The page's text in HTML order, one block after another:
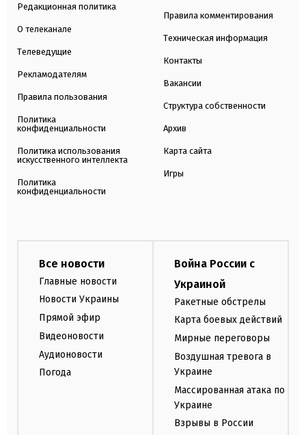
Редакционная политика
О телеканале
Телеведущие
Рекламодателям
Правила пользования
Политика
конфиденциальности
Политика использования
искусственного интеллекта
Политика
конфиденциальности
Правила комментирования
Техническая информация
Контакты
Вакансии
Структура собственности
Архив
Карта сайта
Игры
Все новости
Главные новости
Новости Украины
Прямой эфир
Видеоновости
Аудионовости
Погода
Война России с
Украиной
Ракетные обстрелы
Карта боевых действий
Мирные переговоры
Воздушная тревога в
Украине
Массированная атака по
Украине
Взрывы в России